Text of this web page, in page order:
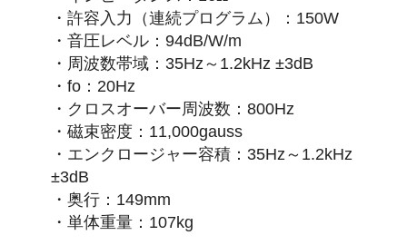
・許容入力（連続プログラム）：150W
・音圧レベル：94dB/W/m
・周波数帯域：35Hz～1.2kHz ±3dB
・fo：20Hz
・クロスオーバー周波数：800Hz
・磁束密度：11,000gauss
・エンクロージャー容積：35Hz～1.2kHz
±3dB
・奥行：149mm
・単体重量：107kg